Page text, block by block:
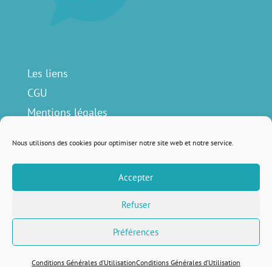
Nous utilisons des cookies pour optimiser notre site web et notre service.
Accepter
Refuser
Préférences
Conditions Générales d’UtilisationConditions Générales d’Utilisation
Les liens
CGU
Mentions légales
Remis au goût du jour avec♥ parLola Lattard